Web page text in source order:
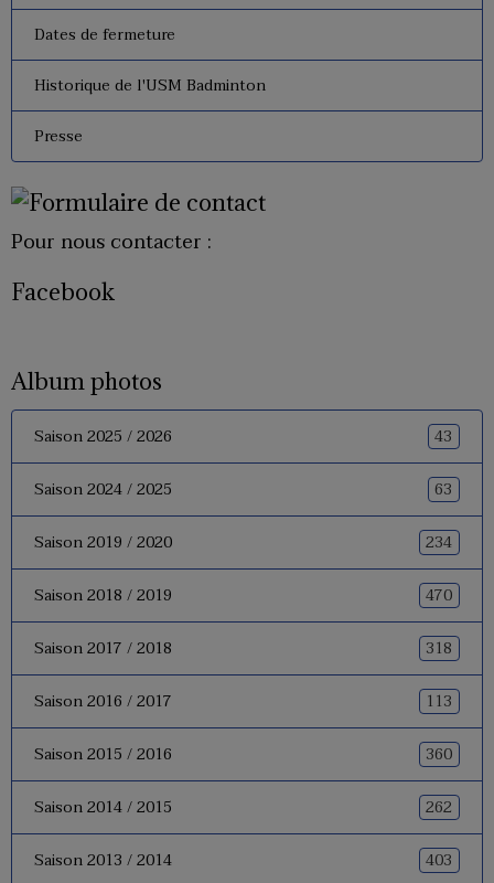
Dates de fermeture
Historique de l'USM Badminton
Presse
Pour nous contacter :
Facebook
Album photos
Saison 2025 / 2026 43
Saison 2024 / 2025 63
Saison 2019 / 2020 234
Saison 2018 / 2019 470
Saison 2017 / 2018 318
Saison 2016 / 2017 113
Saison 2015 / 2016 360
Saison 2014 / 2015 262
Saison 2013 / 2014 403